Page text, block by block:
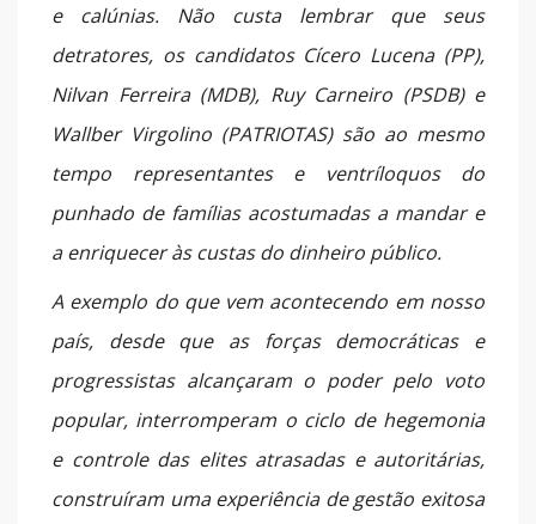
e calúnias. Não custa lembrar que seus
detratores, os candidatos Cícero Lucena (PP),
Nilvan Ferreira (MDB), Ruy Carneiro (PSDB) e
Wallber Virgolino (PATRIOTAS) são ao mesmo
tempo representantes e ventríloquos do
punhado de famílias acostumadas a mandar e
a enriquecer às custas do dinheiro público.
A exemplo do que vem acontecendo em nosso
país, desde que as forças democráticas e
progressistas alcançaram o poder pelo voto
popular, interromperam o ciclo de hegemonia
e controle das elites atrasadas e autoritárias,
construíram uma experiência de gestão exitosa